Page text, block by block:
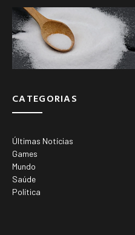
CATEGORIAS
Últimas Notícias
Games
Mundo
Saúde
Política